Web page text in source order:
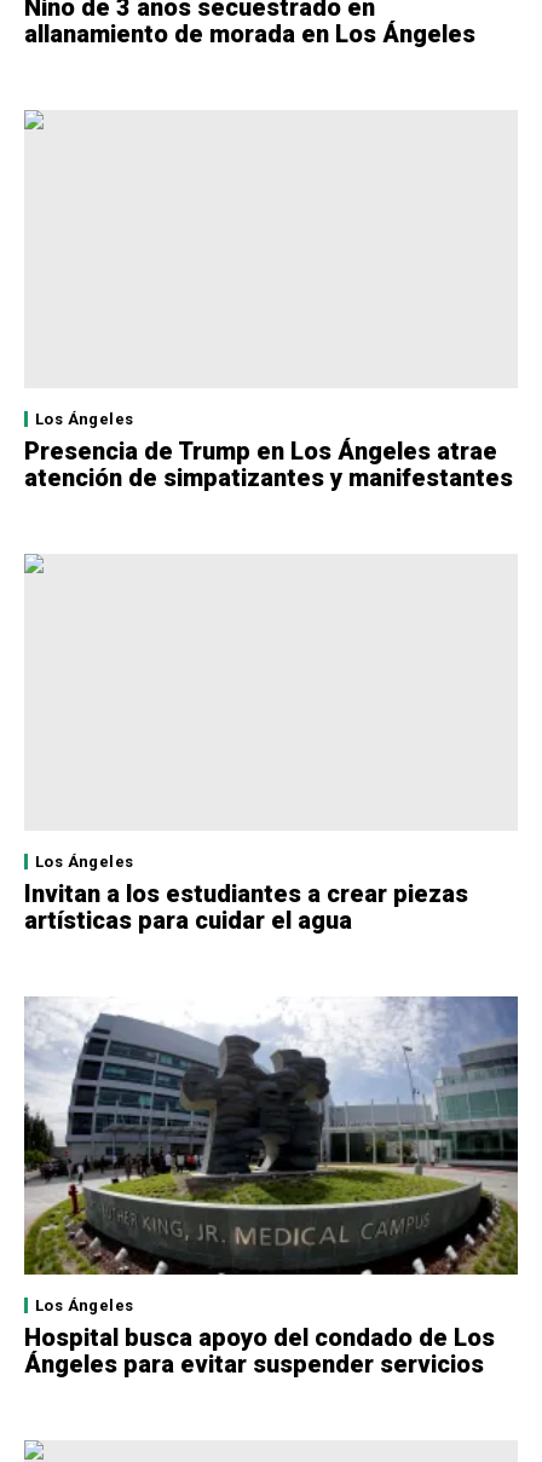
Niño de 3 años secuestrado en
allanamiento de morada en Los Ángeles
Los Ángeles
Presencia de Trump en Los Ángeles atrae
atención de simpatizantes y manifestantes
Los Ángeles
Invitan a los estudiantes a crear piezas
artísticas para cuidar el agua
Los Ángeles
Hospital busca apoyo del condado de Los
Ángeles para evitar suspender servicios